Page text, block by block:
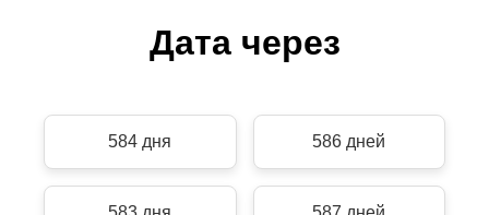
Дата через
584 дня 586 дней